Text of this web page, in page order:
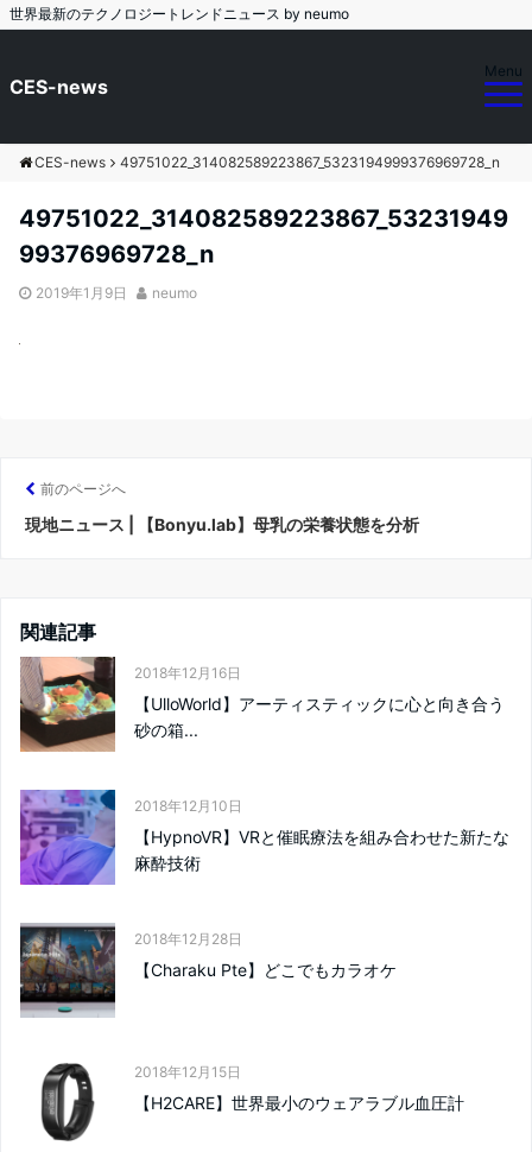
世界最新のテクノロジートレンドニュース by neumo
CES-news
Menu
CES-news 49751022_314082589223867_5323194999376969728_n
49751022_314082589223867_53231949
99376969728_n
2019年1月9日 neumo
前のページへ
現地ニュース | 【Bonyu.lab】母乳の栄養状態を分析
関連記事
2018年12月16日
【UlloWorld】アーティスティックに心と向き合う
砂の箱...
2018年12月10日
【HypnoVR】VRと催眠療法を組み合わせた新たな
麻酔技術
2018年12月28日
【Charaku Pte】どこでもカラオケ
2018年12月15日
【H2CARE】世界最小のウェアラブル血圧計